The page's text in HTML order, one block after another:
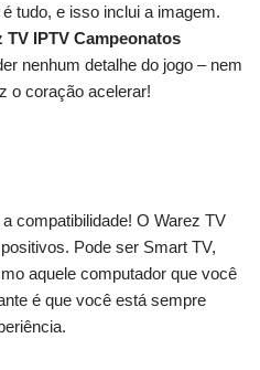
tudo, e isso inclui a imagem.
TV IPTV Campeonatos
nenhum detalhe do jogo – nem
o coração acelerar!
compatibilidade! O Warez TV
Pode ser Smart TV,
aquele computador que você
é que você está sempre